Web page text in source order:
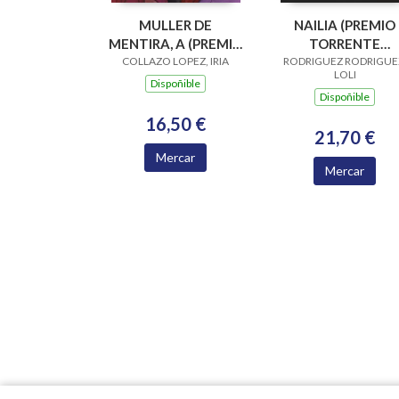
MULLER DE
MENTIRA, A (PREMIO
GARCÍA BARROS
2026)
COLLAZO LOPEZ, IRIA
Dispoñible
16,50 €
Mercar
NAILIA (PREMIO
TORRENTE
BALLESTER
NARRATIVA
GALEGA 2024)
RODRIGUEZ
LOLI
Dispoñible
21,70 €
Mercar